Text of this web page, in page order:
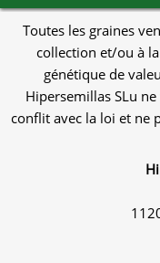
Toutes les graines
collection et/ou à
génétique de
Hipersemillas SLu
conflit avec la loi et ne